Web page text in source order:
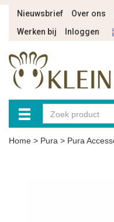
Nieuwsbrief Over ons
Werken bij
Inloggen
Home > Pura > Pura